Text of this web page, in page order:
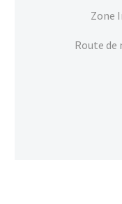
Zone
Route de